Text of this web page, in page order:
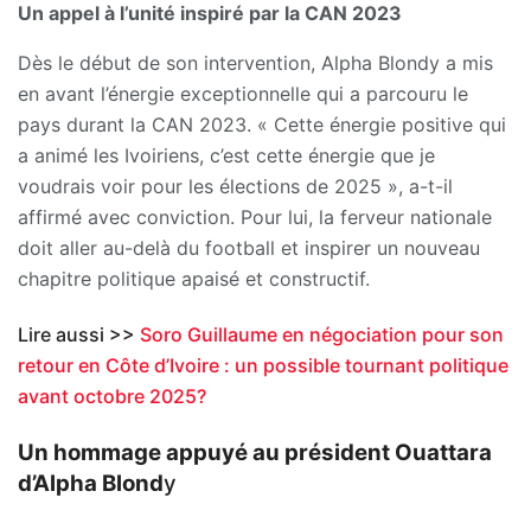
Un appel à l’unité inspiré par la CAN 2023
Dès le début de son intervention, Alpha Blondy a mis
en avant l’énergie exceptionnelle qui a parcouru le
pays durant la CAN 2023. « Cette énergie positive qui
a animé les Ivoiriens, c’est cette énergie que je
voudrais voir pour les élections de 2025 », a-t-il
affirmé avec conviction. Pour lui, la ferveur nationale
doit aller au-delà du football et inspirer un nouveau
chapitre politique apaisé et constructif.
Lire aussi >> Soro Guillaume en négociation pour son
retour en Côte d’Ivoire : un possible tournant politique
avant octobre 2025?
Un hommage appuyé au président Ouattara
d’Alpha Blondy